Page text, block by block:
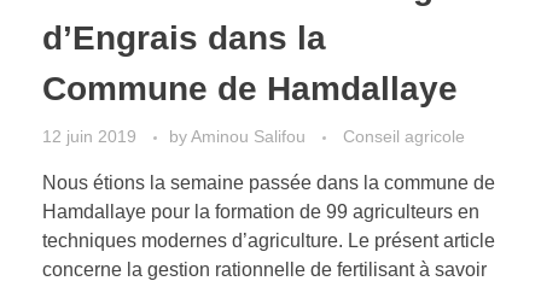
d’Engrais dans la
Commune de Hamdallaye
12 juin 2019 byAminou Salifou Conseil agricole
Nous étions la semaine passée dans la commune de
Hamdallaye pour la formation de 99 agriculteurs en
techniques modernes d’agriculture. Le présent article
concerne la gestion rationnelle de fertilisant à savoir